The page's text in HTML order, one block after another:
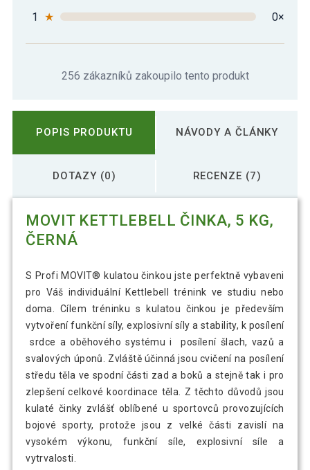
1
★ 0×
256 zákazníků zakoupilo tento produkt
POPIS PRODUKTU NÁVODY A ČLÁNKY
DOTAZY (0) RECENZE (7)
MOVIT KETTLEBELL ČINKA, 5 KG,
ČERNÁ
S Profi MOVIT® kulatou činkou jste perfektně vybaveni
pro Váš individuální Kettlebell trénink ve studiu nebo
doma. Cílem tréninku s kulatou činkou je především
vytvoření funkční síly, explosivní síly a stability, k posílení
srdce a oběhového systému i posílení šlach, vazů a
svalových úponů. Zvláště účinná jsou cvičení na posílení
středu těla ve spodní části zad a boků a stejně tak i pro
zlepšení celkové koordinace těla. Z těchto důvodů jsou
kulaté činky zvlášť oblíbené u sportovců provozujících
bojové sporty, protože jsou z velké části zavislí na
vysokém výkonu, funkční síle, explosivní síle a
vytrvalosti.